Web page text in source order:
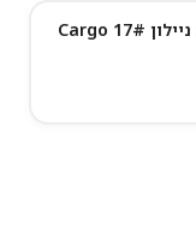
רצועת ניילון 17# Cargo